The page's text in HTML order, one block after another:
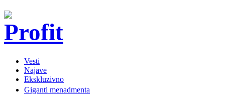
Vesti
Najave
Ekskluzivno
Giganti menadmenta